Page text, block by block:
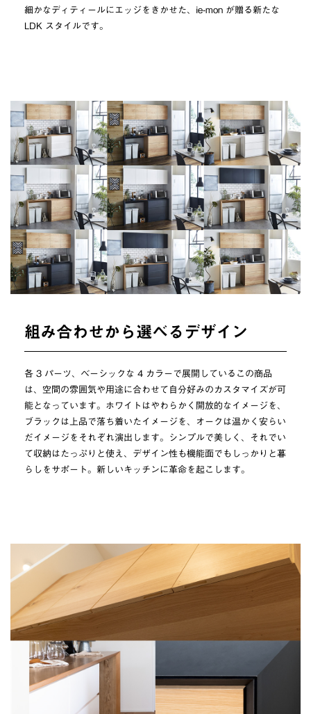
細かなディティールにエッジをきかせた、ie-mon が贈る新たな
LDK スタイルです。
組み合わせから選べるデザイン
各 3 パーツ、ベーシックな 4 カラーで展開しているこの商品
は、空間の雰囲気や用途に合わせて自分好みのカスタマイズが可
能となっています。ホワイトはやわらかく開放的なイメージを、
ブラックは上品で落ち着いたイメージを、オークは温かく安らい
だイメージをそれぞれ演出します。シンプルで美しく、それでい
て収納はたっぷりと使え、デザイン性も機能面でもしっかりと暮
らしをサポート。新しいキッチンに革命を起こします。